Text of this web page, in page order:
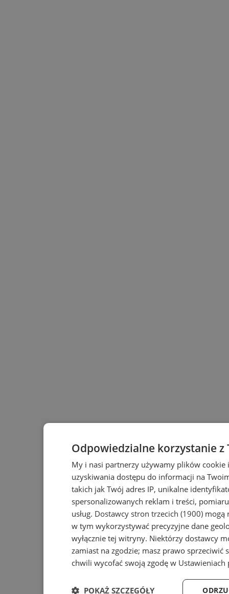
Odpowiedzialne korzystanie z
My i nasi partnerzy używamy plików
uzyskiwania dostępu do informacji na
takich jak Twój adres IP, unikalne
spersonalizowanych reklam i treści,
usług. Dostawcy stron trzecich (1900) mogą
w tym wykorzystywać precyzyjne dane
wyłącznie tej witryny. Niektórzy dostawcy
zamiast na zgodzie; masz prawo sprzeciwić
chwili wycofać swoją zgodę w
POKAŻ SZCZEGÓŁY